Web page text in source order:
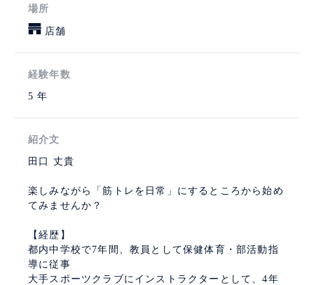
場所
店舗
経験年数
5 年
紹介文
田口 丈貴
楽しみながら「筋トレを日常」にするところから始め
てみませんか？
【経歴】
都内中学校で7年間、教員として保健体育・部活動指
導に従事
大手スポーツクラブにインストラクターとして、4年